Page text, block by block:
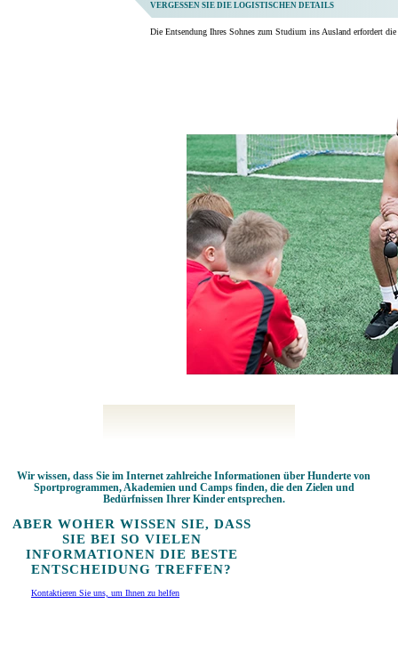
VERGESSEN SIE DIE LOGISTISCHEN DETAILS
Die Entsendung Ihres Sohnes zum Studium ins Ausland erfordert
Wir wissen, dass Sie im Internet zahlreiche Informationen über Hunderte von
Sportprogrammen, Akademien und Camps finden, die den Zielen und
Bedürfnissen Ihrer Kinder entsprechen.
ABER WOHER WISSEN SIE, DASS
SIE BEI SO VIELEN
INFORMATIONEN DIE BESTE
ENTSCHEIDUNG TREFFEN?
Kontaktieren Sie uns, um Ihnen zu helfen